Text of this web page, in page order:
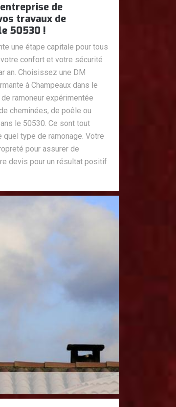
de
travaux de
50530 !
une étape capitale pour tous
confort et votre sécurité
an. Choisissez une DM
à Champeaux dans le
ramoneur expérimentée
cheminées, de poêle ou
le 50530. Ce sont tout
quel type de ramonage. Votre
pour assurer de
devis pour un résultat positif